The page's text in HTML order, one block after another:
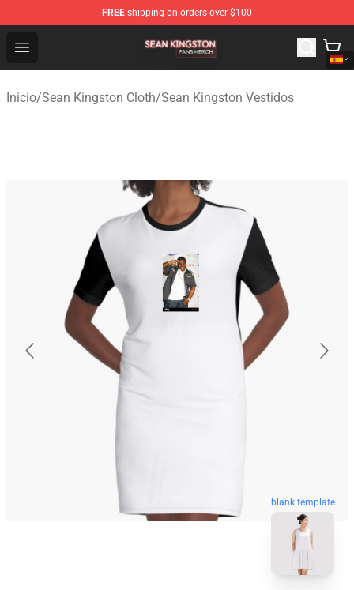
FREE shipping on orders over $100
Open menu
Sean Kingston Shop - Official Sean Kingston
Inicio/Sean Kingston Cloth/Sean Kingston Vestidos
blank template